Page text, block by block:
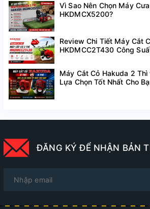
Vì Sao Nên Chọn Máy
HKDMCX5200?
Review Chi Tiết Máy Cắt
HKDMCC2T430 Công
Máy Cắt Cỏ Hakuda 2
Lựa Chọn Tốt Nhất Cho
ĐĂNG KÝ ĐỂ NHẬN BẢN